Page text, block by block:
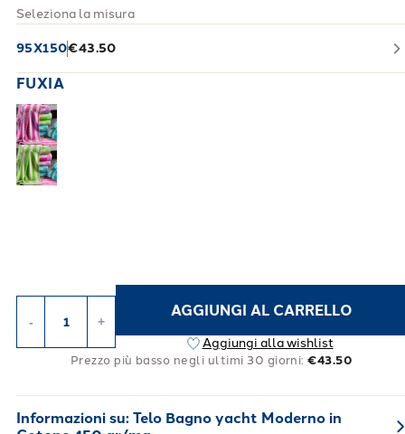
Seleziona la misura
95X150€43.50
FUXIA
- +
AGGIUNGI AL CARRELLO
Aggiungi alla wishlist
Prezzo più basso negli ultimi 30 giorni: €43.50
Informazioni su: Telo Bagno yacht Moderno in